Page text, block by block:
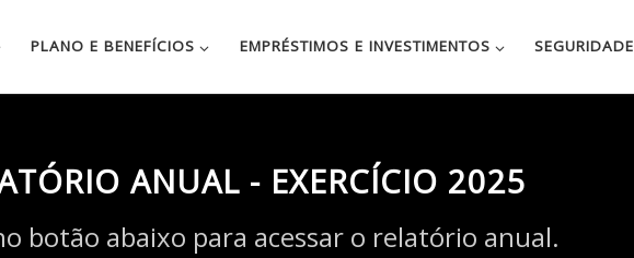
PLANO E BENEFÍCIOS EMPRÉSTIMOS E INVESTIMENTOS SEGURIDADE
ANUAL - EXERCÍCIO 2025
botão abaixo para acessar o relatório anual.